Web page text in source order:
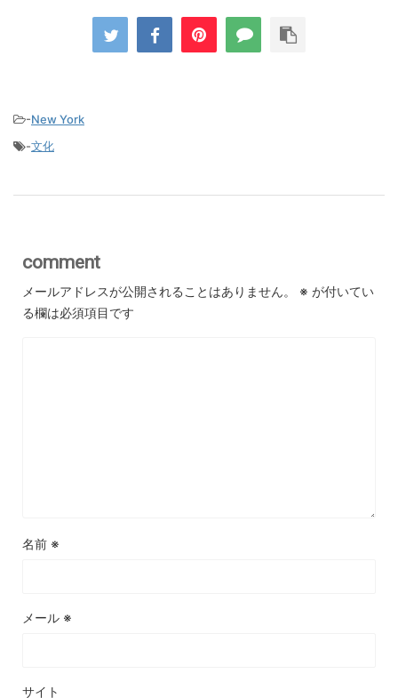
-New York
-文化
comment
メールアドレスが公開されることはありません。 ※ が付いてい
る欄は必須項目です
名前 ※
メール ※
サイト